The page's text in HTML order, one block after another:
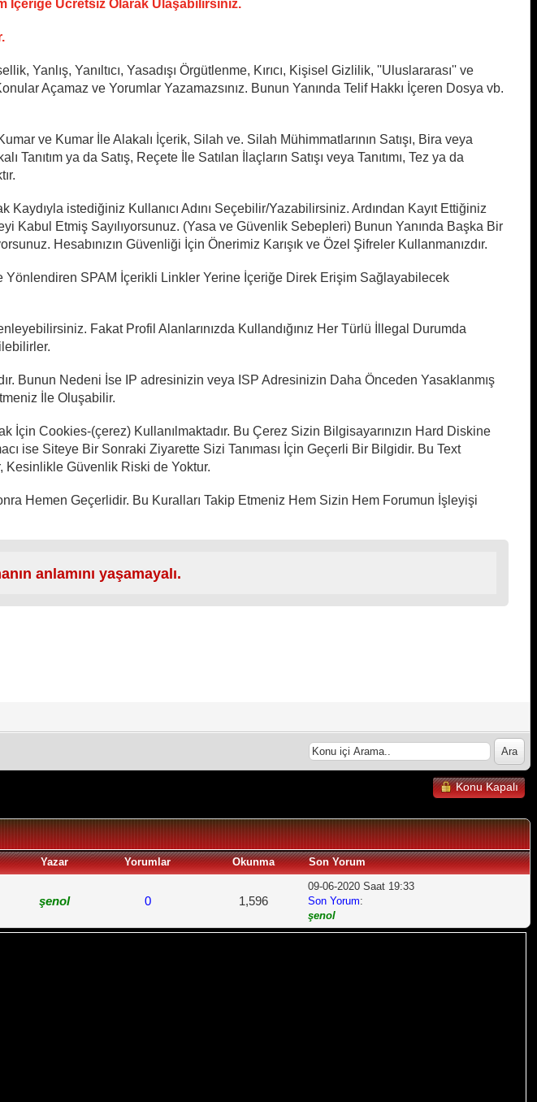
İçeriğe Ücretsiz Olarak Ulaşabilirsiniz.
Yanlış, Yanıltıcı, Yasadışı Örgütlenme, Kırıcı, Kişisel Gizlilik, ''Uluslararası'' ve
Açamaz ve Yorumlar Yazamazsınız. Bunun Yanında Telif Hakkı İçeren Dosya vb.
ve Kumar İle Alakalı İçerik, Silah ve. Silah Mühimmatlarının Satışı, Bira veya
Tanıtım ya da Satış, Reçete İle Satılan İlaçların Satışı veya Tanıtımı, Tez ya da
istediğiniz Kullanıcı Adını Seçebilir/Yazabilirsiniz. Ardından Kayıt Ettiğiniz
Kabul Etmiş Sayılıyorsunuz. (Yasa ve Güvenlik Sebepleri) Bunun Yanında Başka Bir
Hesabınızın Güvenliği İçin Önerimiz Karışık ve Özel Şifreler Kullanmanızdır.
Yönlendiren SPAM İçerikli Linkler Yerine İçeriğe Direk Erişim Sağlayabilecek
Fakat Profil Alanlarınızda Kullandığınız Her Türlü İllegal Durumda
Bunun Nedeni İse IP adresinizin veya ISP Adresinizin Daha Önceden Yasaklanmış
İle Oluşabilir.
İçin Cookies-(çerez) Kullanılmaktadır. Bu Çerez Sizin Bilgisayarınızın Hard Diskine
ise Siteye Bir Sonraki Ziyarette Sizi Tanıması İçin Geçerli Bir Bilgidir. Bu Text
Kesinlikle Güvenlik Riski de Yoktur.
Hemen Geçerlidir. Bu Kuralları Takip Etmeniz Hem Sizin Hem Forumun İşleyişi
anlamını yaşamayalı.
Konu Kapalı
Yazar Yorumlar Okunma Son Yorum
şenol 0 1,596
09-06-2020 Saat 19:33
Son Yorum:
şenol